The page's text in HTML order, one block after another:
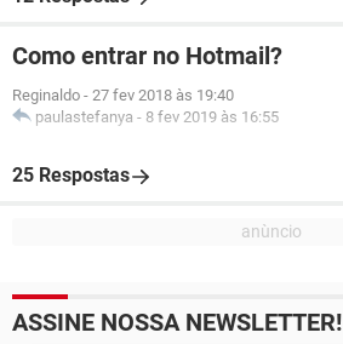
Como entrar no Hotmail?
Reginaldo - 27 fev 2018 às 19:40
paulastefanya - 8 fev 2019 às 16:55
25 Respostas
ASSINE NOSSA NEWSLETTER!